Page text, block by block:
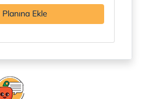
Planına Ekle